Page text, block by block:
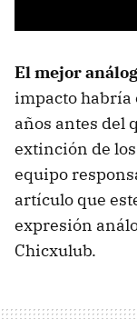
El mejor
impacto habría
años antes del
extinción de
equipo
artículo que
expresión
Chicxulub.